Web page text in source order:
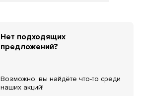
Нет подходящих
предложений?
Возможно, вы найдёте что-то среди
наших акций!